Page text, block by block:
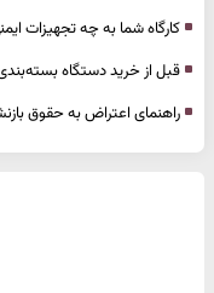
کارگاه شما به چه تجهیزات
قبل از خرید دستگاه
راهنمای اعتراض به حقوق